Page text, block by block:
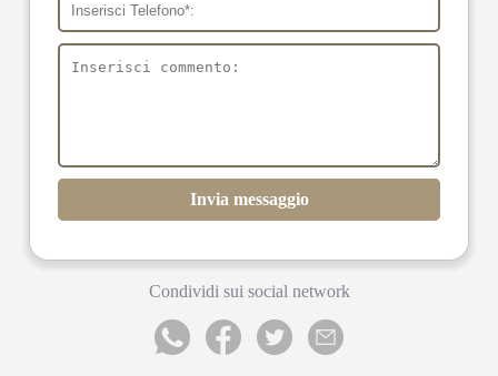
Invia messaggio
Condividi sui social network